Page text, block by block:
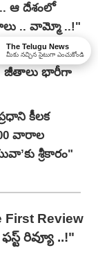
ఆ దేశంలో
.. వామ్మో ..!"
కేంద్ర
జీతాలు భారీగా
కీలక
వారాల
శ్రీకారం"
First Review
రివ్యూ ..!"
The Telugu News
మీకు నచ్చిన సైటుగా ఎంచుకోండి